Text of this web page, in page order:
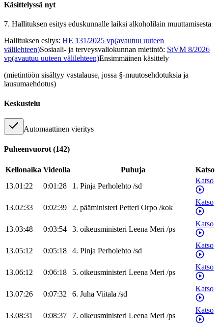
Käsittelyssä nyt
7. Hallituksen esitys eduskunnalle laiksi alkoholilain muuttamisesta
Hallituksen esitys: HE 131/2025 vp(avautuu uuteen
välilehteen)Sosiaali- ja terveysvaliokunnan mietintö: StVM 8/2026
vp(avautuu uuteen välilehteen)Ensimmäinen käsittely
(mietintöön sisältyy vastalause, jossa §-muutosehdotuksia ja
lausumaehdotus)
Keskustelu
Automaattinen vieritys
Puheenvuorot (142)
Kellonaika Videolla Puhuja
Katso
13.01:22
0:01:28 1. Pinja Perholehto /sd
Katso
13.02:33 0:02:39 2. pääministeri Petteri Orpo /kok
Katso
13.03:48 0:03:54 3. oikeusministeri Leena Meri /ps
Katso
13.05:12 0:05:18 4. Pinja Perholehto /sd
Katso
13.06:12 0:06:18 5. oikeusministeri Leena Meri /ps
Katso
13.07:26 0:07:32 6. Juha Viitala /sd
Katso
13.08:31 0:08:37 7. oikeusministeri Leena Meri /ps
Katso